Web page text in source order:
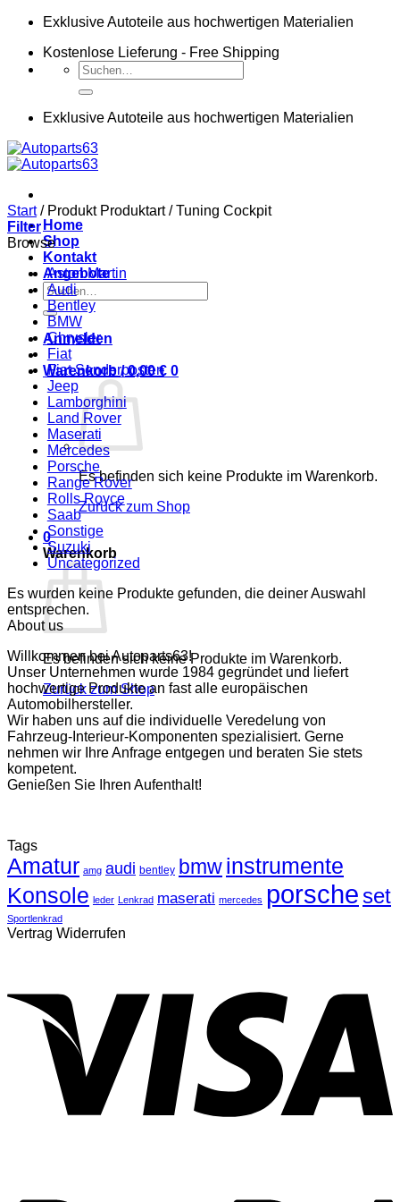
Zum
springen
Exklusive Autoteile aus hochwertigen Materialien
Kostenlose Lieferung - Free Shipping
Suchen
nach:
Exklusive Autoteile aus hochwertigen Materialien
Home
Shop
Kontakt
Angebote
Suchen
nach:
Anmelden
Warenkorb /0,00€ 0
Es befinden sich keine Produkte im Warenkorb.
Zurück zum Shop
0
Warenkorb
Es befinden sich keine Produkte im Warenkorb.
Zurück zum Shop
Start /Produkt Produktart/Tuning Cockpit
Filter
Browse
Aston Martin
Audi
Bentley
BMW
Chrysler
Fiat
Fiat Sonderposten
Jeep
Lamborghini
Land Rover
Maserati
Mercedes
Porsche
Range Rover
Rolls Royce
Saab
Sonstige
Suzuki
Uncategorized
Es wurden keine Produkte gefunden, die deiner Auswahl
entsprechen.
About us
Willkommen bei Autoparts63!
Unser Unternehmen wurde 1984 gegründet und liefert
hochwertige Produkte an fast alle europäischen
Automobilhersteller.
Wir haben uns auf die individuelle Veredelung von
Fahrzeug-Interieur-Komponenten spezialisiert. Gerne
nehmen wir Ihre Anfrage entgegen und beraten Sie stets
kompetent.
Genießen Sie Ihren Aufenthalt!
Tags
Amatur amg audi bentley bmwinstrumente
Konsole leder Lenkrad maserati mercedes porsche set
Sportlenkrad
Vertrag Widerrufen